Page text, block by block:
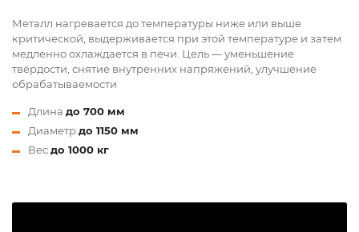
Металл нагревается до температуры ниже или выше
критической, выдерживается при этой температуре и затем
медленно охлаждается в печи. Цель — уменьшение
твёрдости, снятие внутренних напряжений, улучшение
обрабатываемости
Длина до 700 мм
Диаметрдо 1150 мм
Весдо 1000 кг